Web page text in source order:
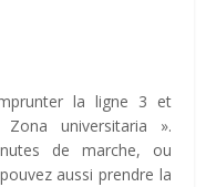
la ligne 3 et
universitaria ».
de marche, ou
aussi prendre la